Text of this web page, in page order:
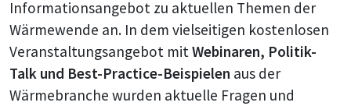
Informationsangebot zu aktuellen Themen der
Wärmewende an. In dem vielseitigen kostenlosen
Veranstaltungsangebot mitWebinaren, Politik-
Talk und Best-Practice-Beispielen aus der
Wärmebranche wurden aktuelle Fragen und